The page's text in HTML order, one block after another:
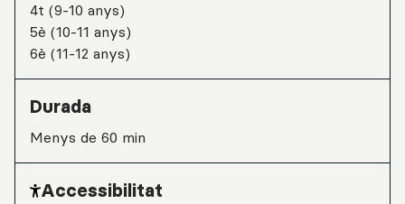
4t (9-10 anys)
5è (10-11 anys)
6è (11-12 anys)
Durada
Menys de 60 min
Accessibilitat